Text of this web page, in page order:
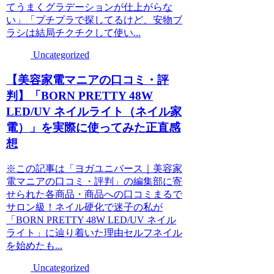
てうまくグラデーションが仕上がらな
い」「プチプラで探してるけど、安物ブ
ラシは結局チクチクして使い...
Uncategorized
【美容家電マニアの口コミ・評
判】「BORN PRETTY 48W
LED/UV ネイルライト（ネイル家
電）」を実際に使ってみた正直感
想
※この記事は「ヨガユニバース｜美容家
電マニアの口コミ・評判」の編集部に寄
せられた各商品・商品への口コミまるで
サロン級！ネイル硬化で迷子の私が
「BORN PRETTY 48W LED/UV ネイル
ライト」に辿り着いた理由セルフネイル
を始めたも...
Uncategorized